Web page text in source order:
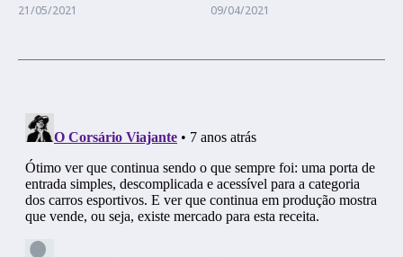
21/05/2021
09/04/2021